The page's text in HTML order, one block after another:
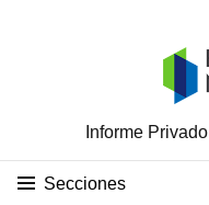
Informe Privado
Secciones